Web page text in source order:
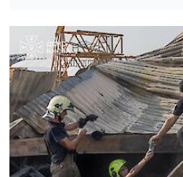
товаров и роста цен в Украине
Николай Потика